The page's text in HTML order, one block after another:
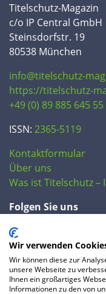
Titelschutz-Magazin
c/o IP Central GmbH
Steinsdorfstr. 19
80538 München
info@titelschutz-
https://titelschutz-
+49 (0) 89 885 645 55
ISSN: 2365-5119
Kontaktformular
Über uns
Was ist Titelschutz –
Folgen Sie uns
Wir verwenden
Wir können diese zur
unsere Webseite zu
Ihnen ein großartiges
Informationen zu den von